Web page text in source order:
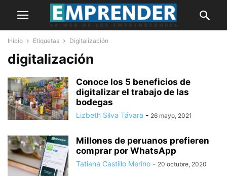
Inicio Etiquetas Digitalización
digitalización
Conoce los 5 beneficios de
digitalizar el trabajo de las
bodegas
Lizbeth Silva Távara - 26 mayo, 2021
Millones de peruanos prefieren
comprar por WhatsApp
Tatiana Castillo Merino - 20 octubre, 2020